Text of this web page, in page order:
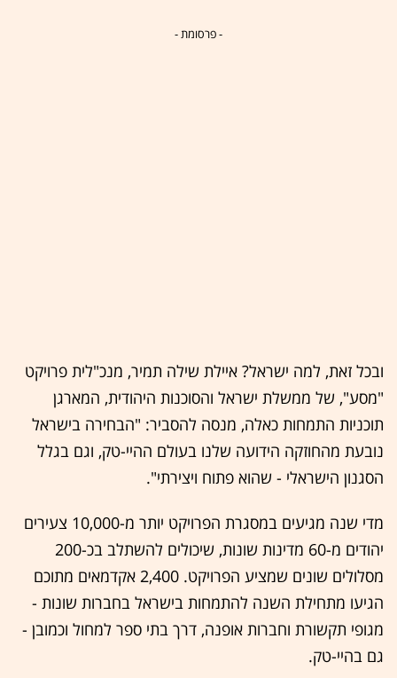
- פרסומת -
ובכל זאת, למה ישראל? איילת שילה תמיר, מנכ"לית פרויקט
"מסע", של ממשלת ישראל והסוכנות היהודית, המארגן
תוכניות התמחות כאלה, מנסה להסביר: "הבחירה בישראל
נובעת מהחוזקה הידועה שלנו בעולם ההיי-טק, וגם בגלל
הסגנון הישראלי - שהוא פתוח ויצירתי".
מדי שנה מגיעים במסגרת הפרויקט יותר מ-10,000 צעירים
יהודים מ-60 מדינות שונות, שיכולים להשתלב בכ-200
מסלולים שונים שמציע הפרויקט. 2,400 אקדמאים מתוכם
הגיעו מתחילת השנה להתמחות בישראל בחברות שונות -
מגופי תקשורת וחברות אופנה, דרך בתי ספר למחול וכמובן -
גם בהיי-טק.